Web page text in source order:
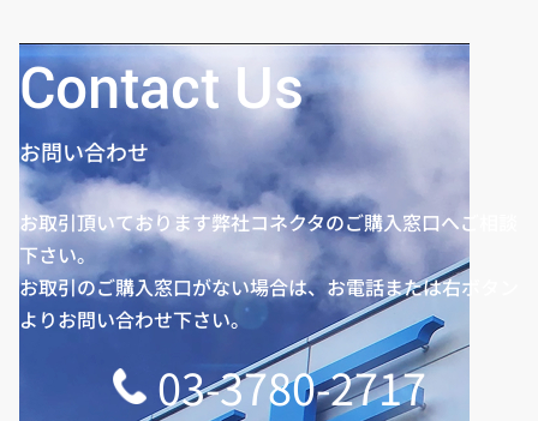
Contact Us
お問い合わせ
お取引頂いております弊社コネクタのご購入窓口へご相談
下さい。
お取引のご購入窓口がない場合は、お電話または右ボタン
よりお問い合わせ下さい。
03-3780-2717